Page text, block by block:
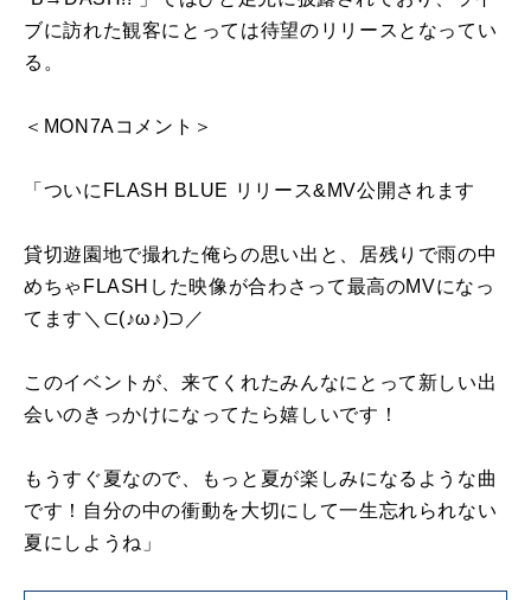
ブに訪れた観客にとっては待望のリリースとなってい
る。
＜MON7Aコメント＞
「ついにFLASH BLUE リリース&MV公開されます
貸切遊園地で撮れた俺らの思い出と、居残りで雨の中
めちゃFLASHした映像が合わさって最高のMVになっ
てます＼⊂(♪ω♪)⊃／
このイベントが、来てくれたみんなにとって新しい出
会いのきっかけになってたら嬉しいです！
もうすぐ夏なので、もっと夏が楽しみになるような曲
です！自分の中の衝動を大切にして一生忘れられない
夏にしようね」